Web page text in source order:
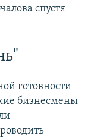
спустя
готовности
бизнесмены